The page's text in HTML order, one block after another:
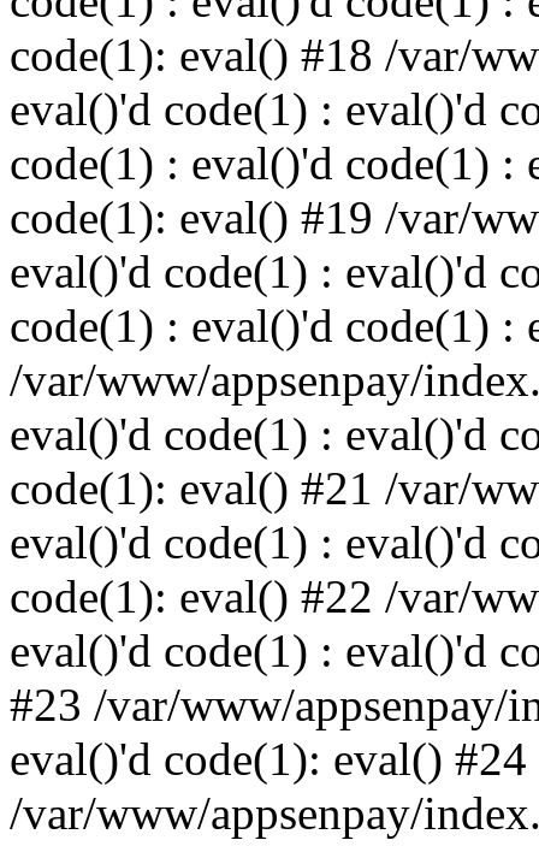
code(1): eval() #18 /var/
eval()'d code(1) : eval()'d
code(1) : eval()'d code(1) :
code(1): eval() #19 /var/
eval()'d code(1) : eval()'d
code(1) : eval()'d code(1) :
/var/www/appsenpay/
eval()'d code(1) : eval()'d
code(1): eval() #21 /var/
eval()'d code(1) : eval()'d
code(1): eval() #22 /var/
eval()'d code(1) : eval()'d
#23 /var/www/appsenpay/
eval()'d code(1): eval() #24
/var/www/appsenpay/